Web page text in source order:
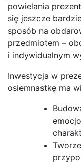
powielania
się jeszcze
sposób na
przedmiotem –
i indywidualnym
Inwestycja w
osiemnastkę ma